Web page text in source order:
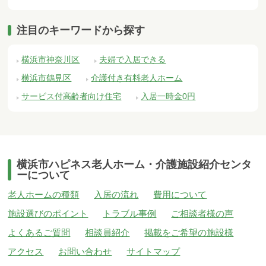
注目のキーワードから探す
横浜市神奈川区
夫婦で入居できる
横浜市鶴見区
介護付き有料老人ホーム
サービス付高齢者向け住宅
入居一時金0円
横浜市ハピネス老人ホーム・介護施設紹介センタ
ーについて
老人ホームの種類 入居の流れ
費用について
施設選びのポイント
トラブル事例
ご相談者様の声
よくあるご質問
相談員紹介
掲載をご希望の施設様
アクセス
お問い合わせ サイトマップ